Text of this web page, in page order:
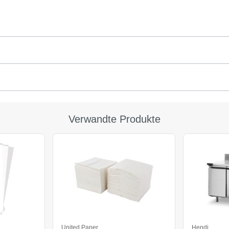
Verwandte Produkte
United Paper Hendi